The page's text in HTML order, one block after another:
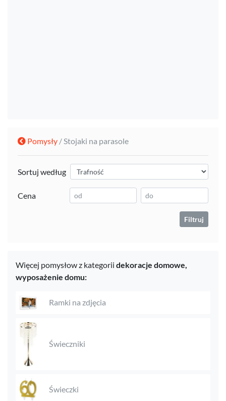
Pomysły / Stojaki na parasole
Sortuj według
Cena
Filtruj
Więcej pomysłow z kategorii dekoracje domowe,
wyposażenie domu:
Ramki na zdjęcia
Świeczniki
Świeczki